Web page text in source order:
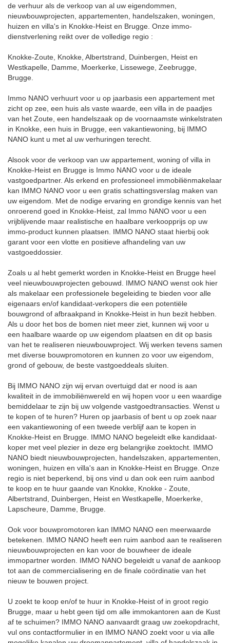
de verhuur als de verkoop van al uw eigendommen,
nieuwbouwprojecten, appartementen, handelszaken, woningen,
huizen en villa's in Knokke-Heist en Brugge. Onze immo-
dienstverlening reikt over de volledige regio :
Knokke-Zoute, Knokke, Albertstrand, Duinbergen, Heist en
Westkapelle, Damme, Moerkerke, Lissewege, Zeebrugge,
Brugge.
Immo NANO verhuurt voor u op jaarbasis een appartement met
zicht op zee, een huis als vaste waarde, een villa in de paadjes
van het Zoute, een handelszaak op de voornaamste winkelstraten
in Knokke, een huis in Brugge, een vakantiewoning, bij IMMO
NANO kunt u met al uw verhuringen terecht.
Alsook voor de verkoop van uw appartement, woning of villa in
Knokke-Heist en Brugge is Immo NANO voor u de ideale
vastgoedpartner. Als erkend en professioneel immobiliënmakelaar
kan IMMO NANO voor u een gratis schattingsverslag maken van
uw eigendom. Met de nodige ervaring en grondige kennis van het
onroerend goed in Knokke-Heist, zal Immo NANO voor u een
vrijblijvende maar realistische en haalbare verkoopprijs op uw
immo-product kunnen plaatsen. IMMO NANO staat hierbij ook
garant voor een vlotte en positieve afhandeling van uw
vastgoeddossier.
Zoals u al hebt gemerkt worden in Knokke-Heist en Brugge heel
veel nieuwbouwprojecten gebouwd. IMMO NANO wenst ook hier
als makelaar een professionele begeleiding te bieden voor alle
eigenaars en/of kandidaat-verkopers die een potentiële
bouwgrond of afbraakpand in Knokke-Heist in hun bezit hebben.
Als u door het bos de bomen niet meer ziet, kunnen wij voor u
een haalbare waarde op uw eigendom plaatsen en dit op basis
van het te realiseren nieuwbouwproject. Wij werken tevens samen
met diverse bouwpromotoren en kunnen zo voor uw eigendom,
grond of gebouw, de beste vastgoeddeals sluiten.
Bij IMMO NANO zijn wij ervan overtuigd dat er nood is aan
kwaliteit in de immobiliënwereld en wij hopen voor u een waardige
bemiddelaar te zijn bij uw volgende vastgoedtransacties. Wenst u
te kopen of te huren? Huren op jaarbasis of bent u op zoek naar
een vakantiewoning of een tweede verblijf aan te kopen in
Knokke-Heist en Brugge. IMMO NANO begeleidt elke kandidaat-
koper met veel plezier in deze erg belangrijke zoektocht. IMMO
NANO biedt nieuwbouwprojecten, handelszaken, appartementen,
woningen, huizen en villa's aan in Knokke-Heist en Brugge. Onze
regio is niet beperkend, bij ons vind u dan ook een ruim aanbod
te koop en te huur gaande van Knokke, Knokke - Zoute,
Albertstrand, Duinbergen, Heist en Westkapelle, Moerkerke,
Lapscheure, Damme, Brugge.
Ook voor bouwpromotoren kan IMMO NANO een meerwaarde
betekenen. IMMO NANO heeft een ruim aanbod aan te realiseren
nieuwbouwprojecten en kan voor de bouwheer de ideale
immopartner worden. IMMO NANO begeleidt u vanaf de aankoop
tot aan de commercialisering en de finale coördinatie van het
nieuw te bouwen project.
U zoekt te koop en/of te huur in Knokke-Heist of in groot regio
Brugge, maar u hebt geen tijd om alle immokantoren aan de Kust
af te schuimen? IMMO NANO aanvaardt graag uw zoekopdracht,
vul ons contactformulier in en IMMO NANO zoekt voor u via alle